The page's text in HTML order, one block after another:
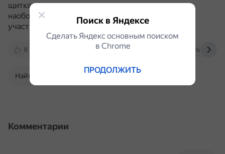
щитками, змея может создавать сцепление или,
наоборот, обеспечивать скольжение на разных
участках тела.
0 otvet.mail.ru lenta.ru
Найти в Поиске
Комментарии
Поиск в Яндексе
Сделать Яндекс основным поиском
в Сhrome
ПРОДОЛЖИТЬ